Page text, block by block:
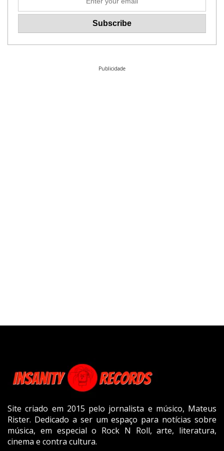
Publicidade
Site criado em 2015 pelo jornalista e músico, Mateus
Rister. Dedicado a ser um espaço para notícias sobre
música, em especial o Rock N Roll, arte, literatura,
cinema e contra cultura.